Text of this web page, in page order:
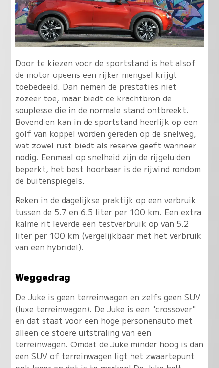
Door te kiezen voor de sportstand is het alsof
de motor opeens een rijker mengsel krijgt
toebedeeld. Dan nemen de prestaties niet
zozeer toe, maar biedt de krachtbron de
souplesse die in de normale stand ontbreekt.
Bovendien kan in de sportstand heerlijk op een
golf van koppel worden gereden op de snelweg,
wat zowel rust biedt als reserve geeft wanneer
nodig. Eenmaal op snelheid zijn de rijgeluiden
beperkt, het best hoorbaar is de rijwind rondom
de buitenspiegels.
Reken in de dagelijkse praktijk op een verbruik
tussen de 5.7 en 6.5 liter per 100 km. Een extra
kalme rit leverde een testverbruik op van 5.2
liter per 100 km (vergelijkbaar met het verbruik
van een hybride!).
Weggedrag
De Juke is geen terreinwagen en zelfs geen SUV
(luxe terreinwagen). De Juke is een "crossover"
en dat staat voor een hoge personenauto met
alleen de stoere uitstraling van een
terreinwagen. Omdat de Juke minder hoog is dan
een SUV of terreinwagen ligt het zwaartepunt